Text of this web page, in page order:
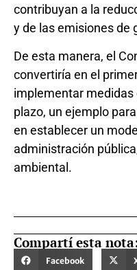
contribuyan a la
y de las emisiones de
De esta manera, el
convertiría en el
implementar
plazo, un ejemplo
en establecer un
administración
ambiental.
Compartí esta
Facebook